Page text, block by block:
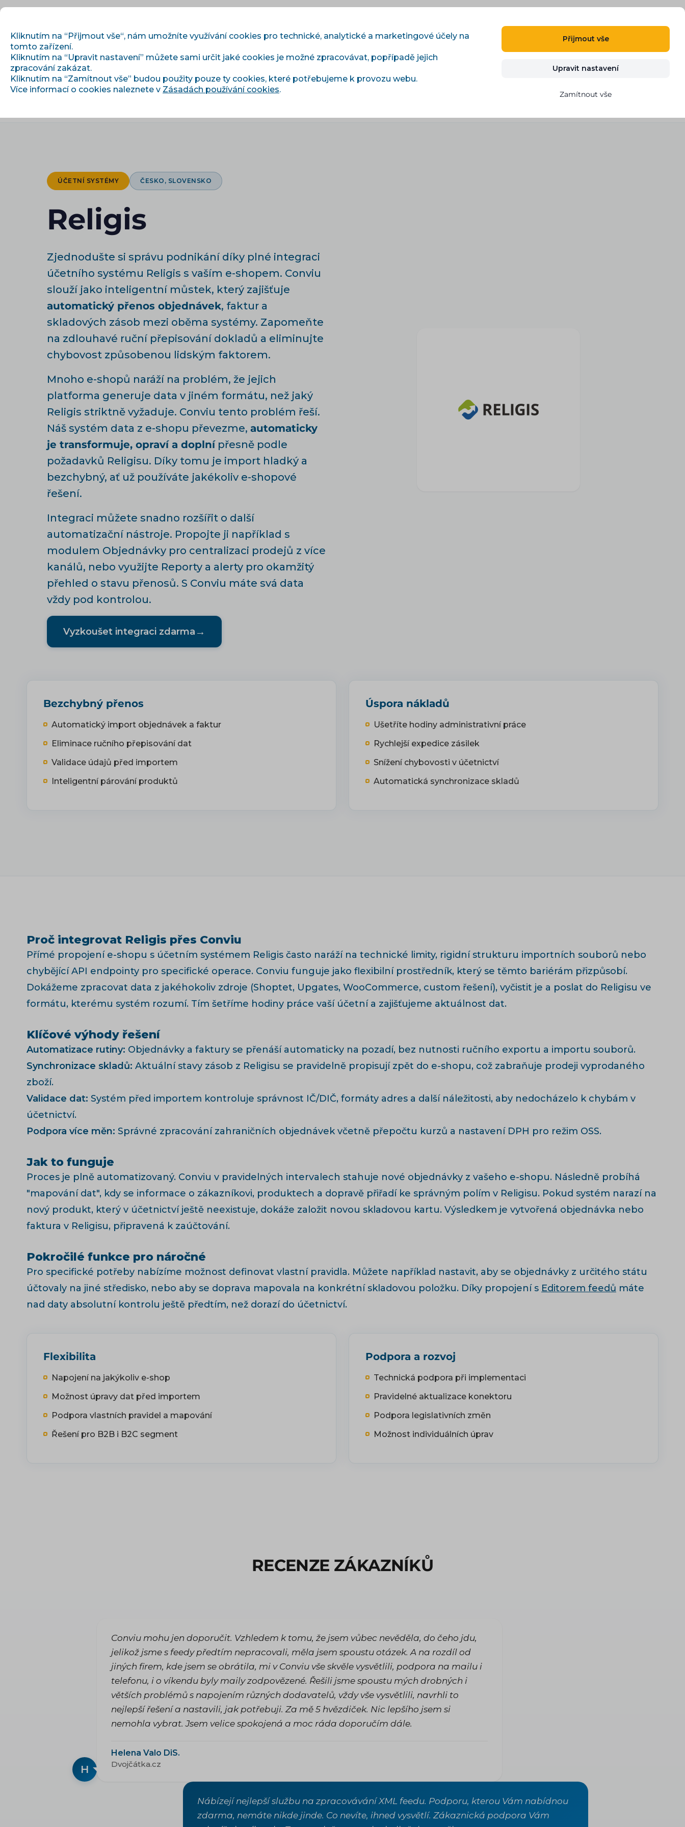
VYZKOUŠET ZDARMA
Začínáme Reference
ÚČETNÍ SYSTÉMY ČESKO, SLOVENSKO
Religis
Zjednodušte si správu podnikání díky plné integraci
účetního systému Religis s vaším e-shopem. Conviu
slouží jako inteligentní můstek, který zajišťuje
automatický přenos objednávek, faktur a
skladových zásob mezi oběma systémy. Zapomeňte
na zdlouhavé ruční přepisování dokladů a eliminujte
chybovost způsobenou lidským faktorem.
Mnoho e-shopů naráží na problém, že jejich
platforma generuje data v jiném formátu, než jaký
Religis striktně vyžaduje. Conviu tento problém řeší.
Náš systém data z e-shopu převezme, automaticky
je transformuje, opraví a doplnípřesně podle
požadavků Religisu. Díky tomu je import hladký a
bezchybný, ať už používáte jakékoliv e-shopové
řešení.
Integraci můžete snadno rozšířit o další
automatizační nástroje. Propojte ji například s
modulem Objednávky pro centralizaci prodejů z více
kanálů, nebo využijte Reporty a alerty pro okamžitý
přehled o stavu přenosů. S Conviu máte svá data
vždy pod kontrolou.
Vyzkoušet integraci zdarma →
Bezchybný přenos
Automatický import objednávek a faktur
Eliminace ručního přepisování dat
Validace údajů před importem
Inteligentní párování produktů
Úspora nákladů
Ušetříte hodiny administrativní práce
Rychlejší expedice zásilek
Snížení chybovosti v účetnictví
Automatická synchronizace skladů
Proč integrovat Religis přes Conviu
Přímé propojení e-shopu s účetním systémem Religis často naráží na technické limity, rigidní strukturu importních souborů nebo
chybějící API endpointy pro specifické operace. Conviu funguje jako flexibilní prostředník, který se těmto bariérám přizpůsobí.
Dokážeme zpracovat data z jakéhokoliv zdroje (Shoptet, Upgates, WooCommerce, custom řešení), vyčistit je a poslat do Religisu ve
formátu, kterému systém rozumí. Tím šetříme hodiny práce vaší účetní a zajišťujeme aktuálnost dat.
Klíčové výhody řešení
Automatizace rutiny: Objednávky a faktury se přenáší automaticky na pozadí, bez nutnosti ručního exportu a importu souborů.
Synchronizace skladů: Aktuální stavy zásob z Religisu se pravidelně propisují zpět do e-shopu, což zabraňuje prodeji vyprodaného
zboží.
Validace dat: Systém před importem kontroluje správnost IČ/DIČ, formáty adres a další náležitosti, aby nedocházelo k chybám v
účetnictví.
Podpora více měn: Správné zpracování zahraničních objednávek včetně přepočtu kurzů a nastavení DPH pro režim OSS.
Jak to funguje
Proces je plně automatizovaný. Conviu v pravidelných intervalech stahuje nové objednávky z vašeho e-shopu. Následně probíhá
"mapování dat", kdy se informace o zákazníkovi, produktech a dopravě přiřadí ke správným polím v Religisu. Pokud systém narazí na
nový produkt, který v účetnictví ještě neexistuje, dokáže založit novou skladovou kartu. Výsledkem je vytvořená objednávka nebo
faktura v Religisu, připravená k zaúčtování.
Pokročilé funkce pro náročné
Pro specifické potřeby nabízíme možnost definovat vlastní pravidla. Můžete například nastavit, aby se objednávky z určitého státu
účtovaly na jiné středisko, nebo aby se doprava mapovala na konkrétní skladovou položku. Díky propojení s Editorem feedů máte
nad daty absolutní kontrolu ještě předtím, než dorazí do účetnictví.
Flexibilita
Napojení na jakýkoliv e-shop
Možnost úpravy dat před importem
Podpora vlastních pravidel a mapování
Řešení pro B2B i B2C segment
Podpora a rozvoj
Technická podpora při implementaci
Pravidelné aktualizace konektoru
Podpora legislativních změn
Možnost individuálních úprav
RECENZE ZÁKAZNÍKŮ
H
Conviu mohu jen doporučit. Vzhledem k tomu, že jsem vůbec nevěděla, do čeho jdu,
jelikož jsme s feedy předtím nepracovali, měla jsem spoustu otázek. A na rozdíl od
jiných firem, kde jsem se obrátila, mi v Conviu vše skvěle vysvětlili, podpora na mailu i
telefonu, i o víkendu byly maily zodpovězené. Řešili jsme spoustu mých drobných i
větších problémů s napojením různých dodavatelů, vždy vše vysvětlili, navrhli to
nejlepší řešení a nastavili, jak potřebuji. Za mě 5 hvězdiček. Nic lepšího jsem si
nemohla vybrat. Jsem velice spokojená a moc ráda doporučím dále.
Helena Valo DiS.
Dvojčátka.cz
Nábízejí nejlepší službu na zpracovávání XML feedu. Podporu, kterou Vám nabídnou
zdarma, nemáte nikde jinde. Co nevíte, ihned vysvětlí. Zákaznická podpora Vám
Kliknutím na “Přijmout vše“, nám umožníte využívání cookies pro technické, analytické a marketingové účely na
tomto zařízení.
Kliknutím na “Upravit nastavení” můžete sami určit jaké cookies je možné zpracovávat, popřípadě jejich
zpracování zakázat.
Kliknutím na “Zamítnout vše” budou použity pouze ty cookies, které potřebujeme k provozu webu.
Více informací o cookies naleznete v Zásadách používání cookies.
Přijmout vše
Upravit nastavení
Zamítnout vše